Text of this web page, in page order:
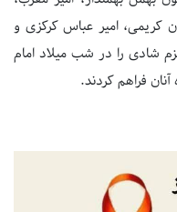
کریمی، امیر عباس کرکزی و
شادی را در شب میلاد امام
فراهم کردند.